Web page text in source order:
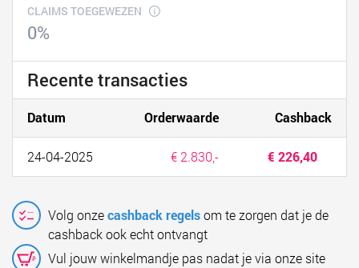
CLAIMS TOEGEWEZEN
0%
Recente transacties
Datum Orderwaarde Cashback
24-04-2025 € 2.830,- € 226,40
Volg onzecashback regelsom te zorgen dat je de
cashback ook echt ontvangt
Vul jouw winkelmandje pas nadat je via onze site